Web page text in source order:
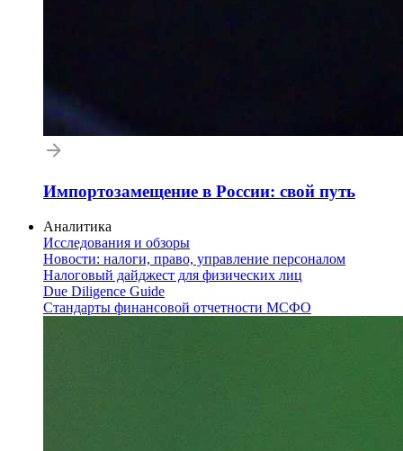
Импортозамещение в России: свой путь
Аналитика
Исследования и обзоры
Новости: налоги, право, управление персоналом
Налоговый дайджест для физических лиц
Due Diligence Guide
Стандарты финансовой отчетности МСФО